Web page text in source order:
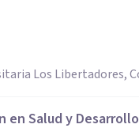
Los Libertadores,
en Salud y